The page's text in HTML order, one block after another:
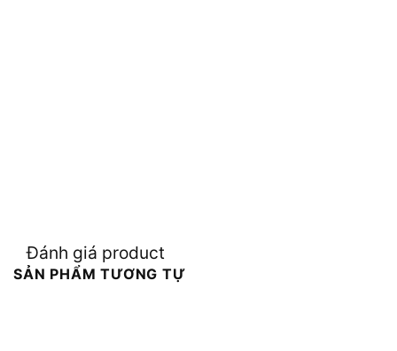
Đánh giá product
SẢN PHẨM TƯƠNG TỰ